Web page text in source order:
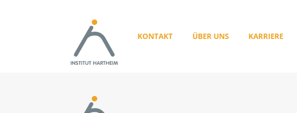
KONTAKT ÜBER UNS KARRIERE